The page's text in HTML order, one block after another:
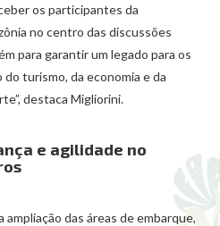
os participantes da
no centro das discussões
para garantir um legado para os
turismo, da economia e da
destaca Migliorini.
e agilidade no
das áreas de embarque,